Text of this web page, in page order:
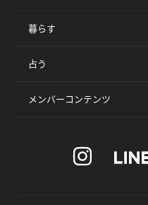
暮らす
占う
メンバーコンテンツ